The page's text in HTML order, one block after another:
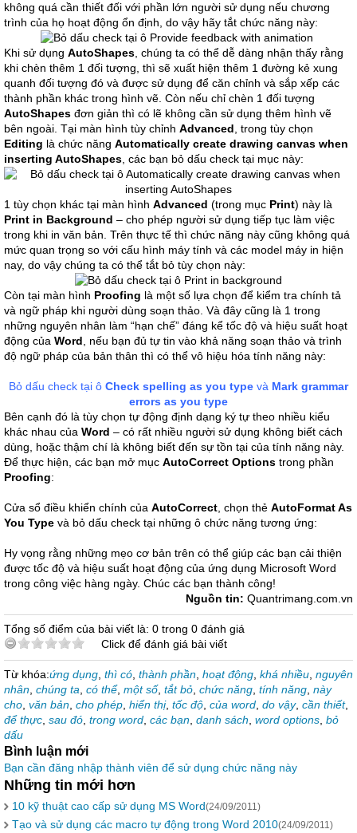
không quá cần thiết đối với phần lớn người sử dụng nếu chương
trình của họ hoạt động ổn định, do vậy hãy tắt chức năng này:
Khi sử dụng AutoShapes , chúng ta có thể dễ dàng nhận thấy rằng
khi chèn thêm 1 đối tượng, thì sẽ xuất hiện thêm 1 đường kẻ xung
quanh đối tượng đó và được sử dụng để căn chỉnh và sắp xếp các
thành phần khác trong hình vẽ. Còn nếu chỉ chèn 1 đối tượng
AutoShapes đơn giản thì có lẽ không cần sử dụng thêm hình vẽ
bên ngoài. Tại màn hình tùy chỉnh Advanced , trong tùy chọn
Editing là chức năng Automatically create drawing canvas when
inserting AutoShapes , các bạn bỏ dấu check tại mục này:
1 tùy chọn khác tại màn hình Advanced (trong mục Print) này là
Print in Background – cho phép người sử dụng tiếp tục làm việc
trong khi in văn bản. Trên thực tế thì chức năng này cũng không quá
mức quan trọng so với cấu hình máy tính và các model máy in hiện
nay, do vậy chúng ta có thể tắt bỏ tùy chọn này:
Còn tại màn hình Proofing là một số lựa chọn để kiểm tra chính tả
và ngữ pháp khi người dùng soạn thảo. Và đây cũng là 1 trong
những nguyên nhân làm “hạn chế” đáng kể tốc độ và hiệu suất hoạt
động của Word , nếu bạn đủ tự tin vào khả năng soạn thảo và trình
độ ngữ pháp của bản thân thì có thể vô hiệu hóa tính năng này:
Bỏ dấu check tại ô Check spelling as you type và Mark grammar
errors as you type
Bên cạnh đó là tùy chọn tự động định dạng ký tự theo nhiều kiểu
khác nhau của Word – có rất nhiều người sử dụng không biết cách
dùng, hoặc thậm chí là không biết đến sự tồn tại của tính năng này.
Để thực hiện, các bạn mở mục AutoCorrect Options trong phần
Proofing:
Cửa sổ điều khiển chính của AutoCorrect , chọn thẻ AutoFormat As
You Type và bỏ dấu check tại những ô chức năng tương ứng:
Hy vọng rằng những mẹo cơ bản trên có thể giúp các bạn cải thiện
được tốc độ và hiệu suất hoạt động của ứng dụng Microsoft Word
trong công việc hàng ngày. Chúc các bạn thành công!
Nguồn tin: Quantrimang.com.vn
Tổng số điểm của bài viết là: 0 trong 0 đánh giá
Click để đánh giá bài viết
Từ khóa:ứng dụng thì có thành phần hoạt động khá nhiều nguyên
nhân chúng ta có thể, một số, tắt bỏ chức năng tính năng này
cho văn bản cho phép hiển thị, tốc độ của word do vậy, cần thiết,
để thực sau đó trong word các bạn danh sách word options bỏ
dấu
Bình luận mới
Bạn cần đăng nhập thành viên để sử dụng chức năng này
Những tin mới hơn
10 kỹ thuật cao cấp sử dụng MS Word(24/09/2011)
Tạo và sử dụng các macro tự động trong Word 2010(24/09/2011)